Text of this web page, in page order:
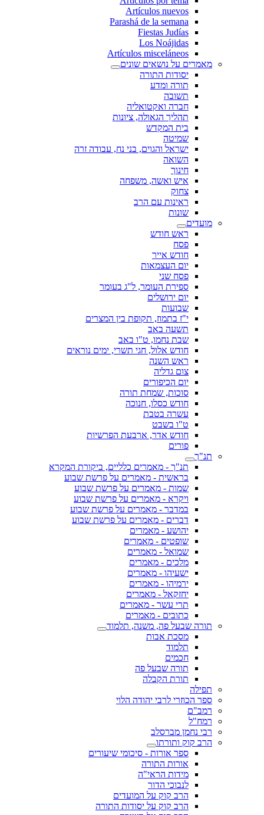
Artículos nuevos
Parashá de la semana
Fiestas Judías
Los Noájidas
Artículos misceláneos
מאמרים על נושאים שונים
יסודות התורה
תורה ומדע
תשובה
חברה ואקטואליה
תהליך הגאולה, ציונות
בית המקדש
שמיטה
ישראל והגוים, בני נח, עבודה זרה
השואה
חינוך
איש ואשה, משפחה
צחוק
ראינות עם הרב
שונות
מועדים
ראש חודש
פסח
חודש אייר
יום העצמאות
פסח שני
ספירת העומר, ל"ג בעומר
יום ירושלים
שבועות
י"ז בתמוז, תקופת בין המצרים
תשעה באב
שבת נחמו, ט"ו באב
חודש אלול, חגי תשרי, ימים נוראים
ראש השנה
צום גדליה
יום הכיפורים
סוכות, שמחת תורה
חודש כסלו, חנוכה
עשרה בטבת
ט"ו בשבט
חודש אדר, ארבעת הפרשיות
פורים
תנ"ך
תנ"ך - מאמרים כלליים, ביקורת המקרא
בראשית - מאמרים על פרשת שבוע
שמות - מאמרים על פרשת שבוע
ויקרא - מאמרים על פרשת שבוע
במדבר - מאמרים על פרשת שבוע
דברים - מאמרים על פרשת שבוע
יהושע - מאמרים
שופטים - מאמרים
שמואל - מאמרים
מלכים - מאמרים
ישעיהו - מאמרים
ירמיהו - מאמרים
יחזקאל - מאמרים
תרי עשר - מאמרים
כתובים - מאמרים
תורה שבעל פה, משנה, תלמוד
מסכת אבות
תלמוד
חכמים
תורה שבעל פה
תורת הקבלה
תפילה
ספר הכוזרי לרבי יהודה הלוי
רמב"ם
רמח"ל
רבי נחמן מברסלב
הרב קוק ותורתו
ספר אורות - סיכומי שיעורים
אורות התורה
מידות הראי"ה
לנבוכי הדור
הרב קוק על המועדים
הרב קוק על יסודות התורה